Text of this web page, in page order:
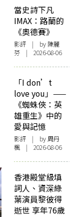
當史詩下凡
IMAX：路蘭的
《奧德賽》
影評 | by 陳麗
芬 | 2026-08-06
「I don’t
love you」——
《蜘蛛俠：英
雄重生》中的
愛與記憶
影評 | by周丹
楓 | 2026-08-06
香港殿堂級填
詞人、資深綠
葉演員黎彼得
逝世 享年76歲